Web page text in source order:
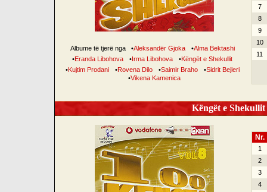
Albume të tjerë nga •Aleksandër Gjoka •Alma Bektashi
•Eranda Libohova •Irma Libohova •Këngët e Shekullit
•Kujtim Prodani •Rovena Dilo •Saimir Braho •Sidrit Bejleri
•Vikena Kamenica
7
8
9
10
11
Këngët e
Nr.
1
2
3
4